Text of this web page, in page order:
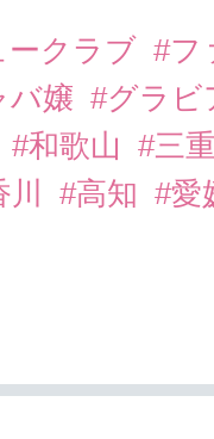
ークラブ #フ
バ嬢 #グラ
#和歌山
#三
川 #高知 #愛